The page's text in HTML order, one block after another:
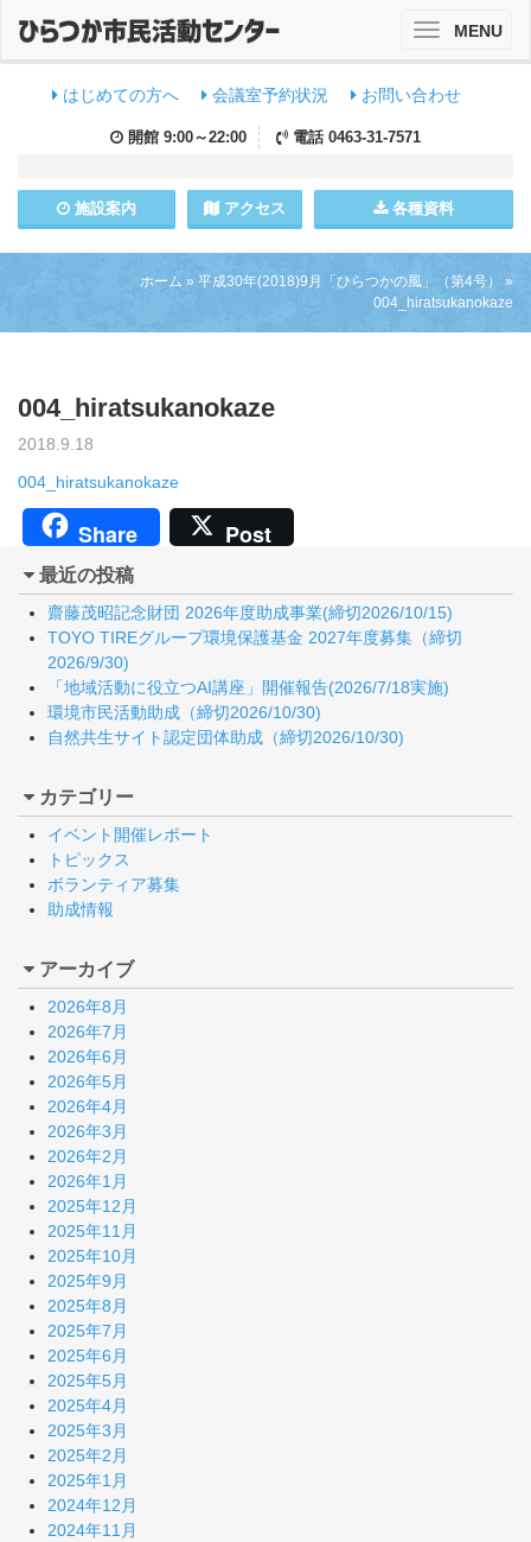
はじめての方へ 会議室予約状況 お問い合わせ
開館 9:00～22:00 電話 0463-31-7571
施設案内 アクセス 各種資料
ToggleMENU
ホーム » 平成30年(2018)9月「ひらつかの風」（第4号）
»
004_hiratsukanokaze
004_hiratsukanokaze
2018.9.18
004_hiratsukanokaze
Share Post
最近の投稿
齋藤茂昭記念財団 2026年度助成事業(締切2026/10/15)
TOYO TIREグループ環境保護基金 2027年度募集（締切
2026/9/30)
「地域活動に役立つAI講座」開催報告(2026/7/18実施)
環境市民活動助成（締切2026/10/30)
自然共生サイト認定団体助成（締切2026/10/30)
カテゴリー
イベント開催レポート
トピックス
ボランティア募集
助成情報
アーカイブ
2026年8月
2026年7月
2026年6月
2026年5月
2026年4月
2026年3月
2026年2月
2026年1月
2025年12月
2025年11月
2025年10月
2025年9月
2025年8月
2025年7月
2025年6月
2025年5月
2025年4月
2025年3月
2025年2月
2025年1月
2024年12月
2024年11月